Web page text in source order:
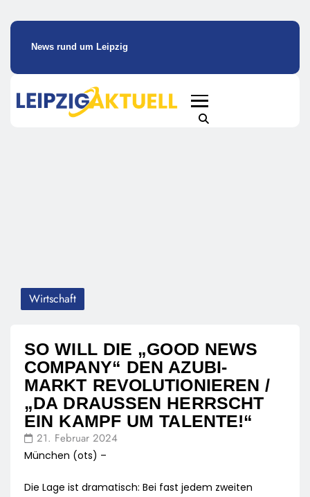
News rund um Leipzig
Wirtschaft
SO WILL DIE „GOOD NEWS
COMPANY“ DEN AZUBI-
MARKT REVOLUTIONIEREN /
„DA DRAUSSEN HERRSCHT E
IN KAMPF UM TALENTE!“
21. Februar 2024
München (ots) –
Die Lage ist dramatisch: Bei fast jedem zweiten